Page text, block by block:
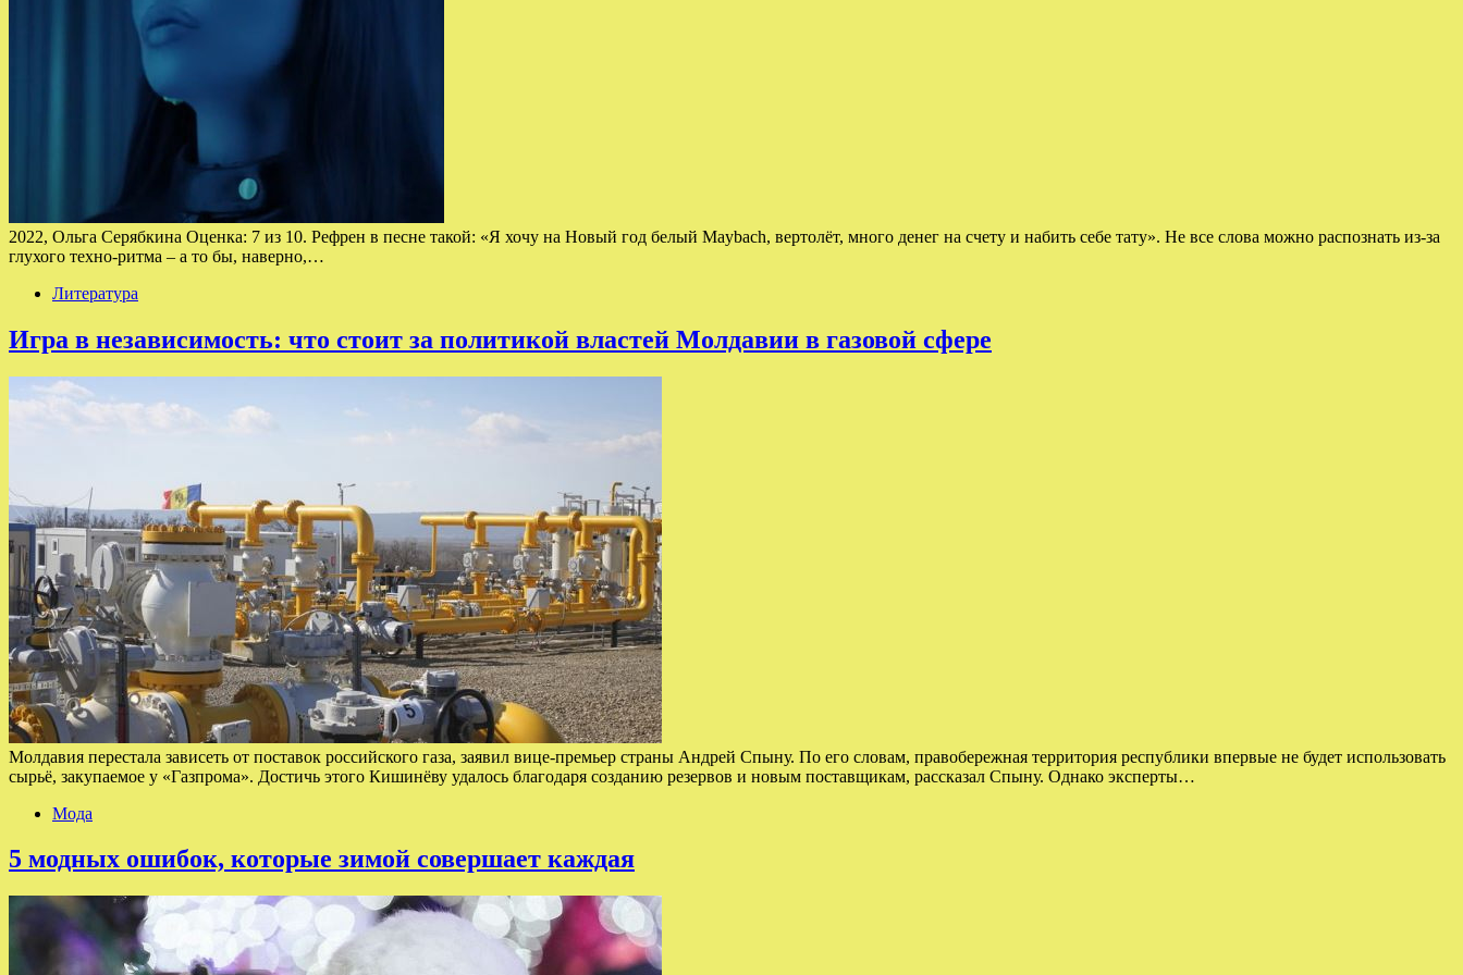
2022, Ольга Серябкина Оценка: 7 из 10. Рефрен в песне такой: «Я хочу на Новый год белый Maybach, вертолёт, много денег на счету и набить себе тату». Не все слова можно распознать из-за
глухого техно-ритма – а то бы, наверно,…
Литература
Игра в независимость: что стоит за политикой властей Молдавии в газовой сфере
Молдавия перестала зависеть от поставок российского газа, заявил вице-премьер страны Андрей Спыну. По его словам, правобережная территория республики впервые не будет использовать
сырьё, закупаемое у «Газпрома». Достичь этого Кишинёву удалось благодаря созданию резервов и новым поставщикам, рассказал Спыну. Однако эксперты…
Мода
5 модных ошибок, которые зимой совершает каждая